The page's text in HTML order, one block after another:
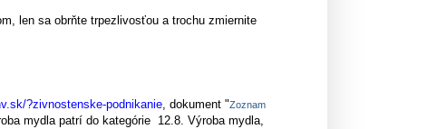
len sa obrňte trpezlivosťou a trochu zmiernite
?zivnostenske-podnikanie, dokument "Zoznam
mydla patrí do kategórie 12.8. Výroba mydla,